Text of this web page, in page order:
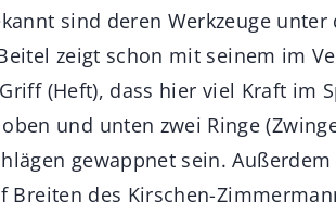
sind deren Werkzeuge
zeigt schon mit seinem im
(Heft), dass hier viel Kraft im
und unten zwei Ringe
gewappnet sein.
Breiten des Kirschen-